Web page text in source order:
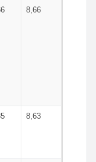
8,66
8,63